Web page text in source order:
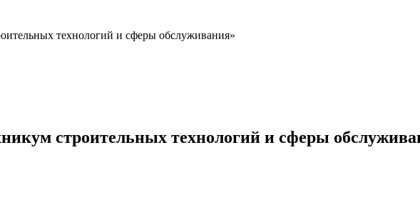
технологий и сферы обслуживания»
строительных технологий и сферы